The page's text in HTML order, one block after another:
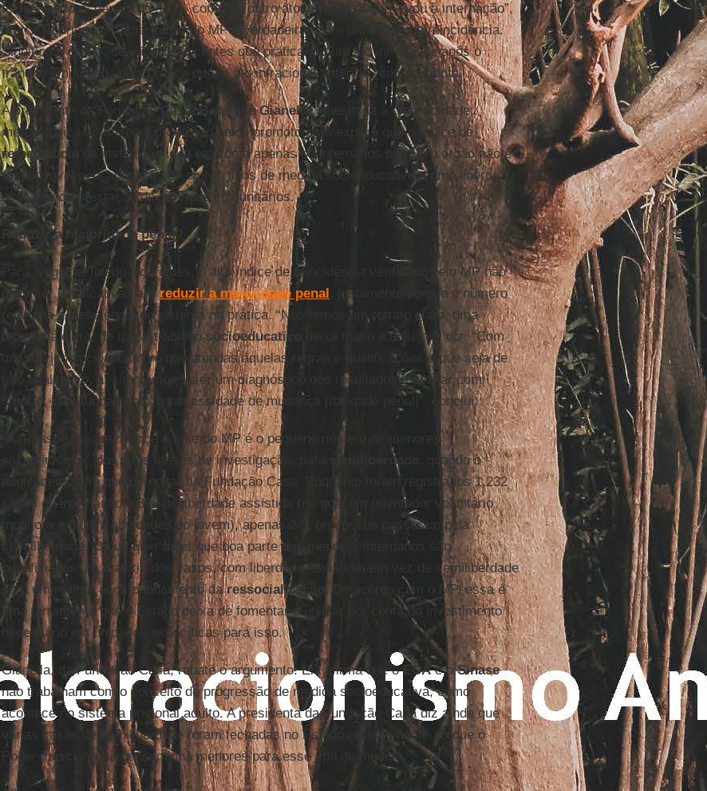
foi internado e, depois de solto, cometeu outro ato infracional que levou à internação”,
critica Rodrigues. “Esse índice do MP é verdadeiramente um índice de reincidência.
Significa o quê? Que são adolescentes que praticaram um ato infracional após o
trânsito em julgado pela prática de um ato infracional anterior”, complementa.
A presidente da Fundação Casa,Berenice Gianella, questiona a cientificidade
metodológica do material produzido pelos promotores e explica que o índice de
reincidência
da instituição leva em conta apenas os internados porque o órgão não é
responsável pela aplicação de outros tipos de medida socioeducativa, como liberdade
assistida ou prestação de serviços comunitários.
Reduzir a maioridade penal?
Para Tiago de Toledo Rodrigues, o alto índice de reincidência verificado pelo MP não
deve ser justificativa parareduzir a maioridade penal , justamente porque o número
revelaria a ineficiência do sistema na prática. “Nós temos um retrato claro, uma
fotografia clara, de que o trabalho socioeducativo
deixa muito a desejar”, diz. “Com
um serviço socioeducativo que atendas aquelas regras e qualificações e que seja de
fato qualitativo, aí sim vamos fazer um diagnóstico dos resultados e avaliar com
critério, com fundamento, a necessidade de mudança [da idade penal]”, conclui.
Outro aspecto que reforça a tese do MP é o pequeno número de menores
encaminhados, nos oitos meses de investigação, para
semiliberdade
, quando o
adolescente tem que pernoitar na Fundação Casa. Enquanto foram registrados 1.232
casos de internação e 899 de liberdade assistida (no qual um orientador voluntário
monitora e auxilia atividades do jovem), apenas 271 processos passaram pela
semiliberdade. O que quer dizer que boa parte dos menores internados são
beneficiados, na maioria dos casos, com liberdade assistida, em vez de semiliberdade
para um melhor acompanhamento daressocialização
. De acordo com o MP, essa é
uma ferramenta que o Estado deixa de fomentar e utilizar por conta do investimento
necessário em unidades específicas para isso.
Gianella, da Fundação Casa, rebate o argumento. Ela afirma que oECAe oSinase
não trabalham com o conceito de progressão de medida socioeducativa, como
acontece no sistema prisional adulto. A presidenta da Fundação Casa diz ainda que
várias casas de semiliberdade foram fechadas no Estado recentemente porque o
Poder Judiciário não encaminha menores para esse tipo de medida.